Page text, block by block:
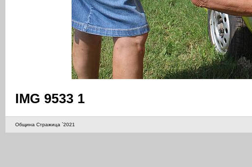
IMG 9533 1
Община Стражица `2021